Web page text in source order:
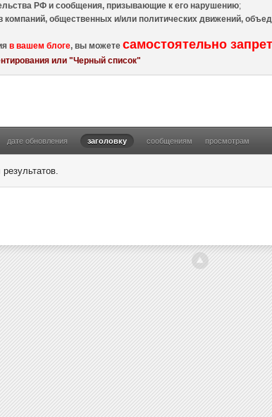
РФ и сообщения, призывающие к его нарушению;
компаний, общественных и/или политических движений,
в вашем блоге, вы можетесамостоятельно
или "Черный список"
дате обновления заголовку сообщениям просмотрам